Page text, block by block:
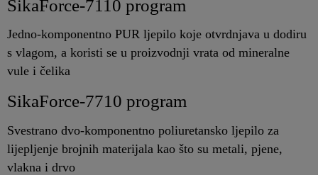
SikaForce-7110 program
Jedno-komponentno PUR ljepilo koje otvrdnjava u dodiru
s vlagom, a koristi se u proizvodnji vrata od mineralne
vule i čelika
SikaForce-7710 program
Svestrano dvo-komponentno poliuretansko ljepilo za
lijepljenje brojnih materijala kao što su metali, pjene,
vlakna i drvo